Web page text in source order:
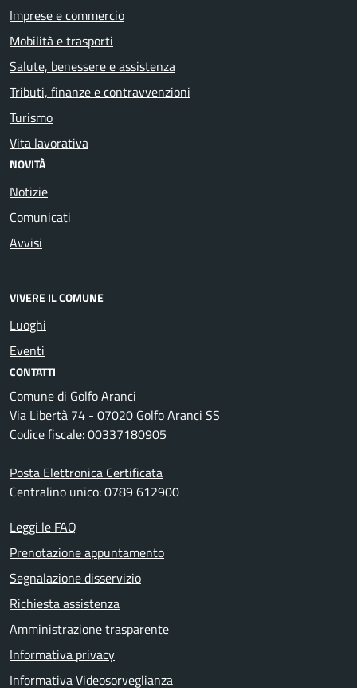
Imprese e commercio
Mobilità e trasporti
Salute, benessere e assistenza
Tributi, finanze e contravvenzioni
Turismo
Vita lavorativa
NOVITÀ
Notizie
Comunicati
Avvisi
VIVERE IL COMUNE
Luoghi
Eventi
CONTATTI
Comune di Golfo Aranci
Via Libertà 74 - 07020 Golfo Aranci SS
Codice fiscale: 00337180905
Posta Elettronica Certificata
Centralino unico: 0789 612900
Leggi le FAQ
Prenotazione appuntamento
Segnalazione disservizio
Richiesta assistenza
Amministrazione trasparente
Informativa privacy
Informativa Videosorveglianza